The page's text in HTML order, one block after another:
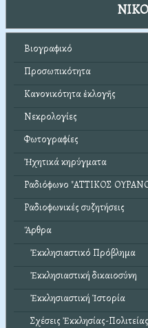
Βιογραφικό
Προσωπικότητα
Κανονικότητα ἐκλογῆς
Νεκρολογίες
Φωτογραφίες
Ἠχητικά κηρύγματα
Ραδιόφωνο "ΑΤΤΙΚΟΣ
Ραδιοφωνικές συζητήσεις
Ἄρθρα
Ἐκκλησιαστικό Πρόβλημα
Ἐκκλησιαστική δικαιοσύνη
Ἐκκλησιαστική Ἱστορία
Σχέσεις Ἐκκλησίας-Πολιτείας